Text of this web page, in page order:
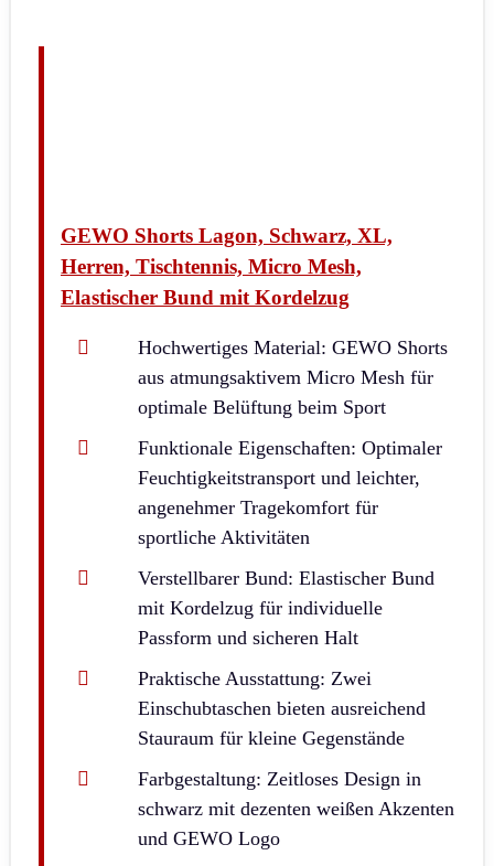
GEWO Shorts Lagon, Schwarz, XL,
Herren, Tischtennis, Micro Mesh,
Elastischer Bund mit Kordelzug
Hochwertiges Material: GEWO Shorts
aus atmungsaktivem Micro Mesh für
optimale Belüftung beim Sport
Funktionale Eigenschaften: Optimaler
Feuchtigkeitstransport und leichter,
angenehmer Tragekomfort für
sportliche Aktivitäten
Verstellbarer Bund: Elastischer Bund
mit Kordelzug für individuelle
Passform und sicheren Halt
Praktische Ausstattung: Zwei
Einschubtaschen bieten ausreichend
Stauraum für kleine Gegenstände
Farbgestaltung: Zeitloses Design in
schwarz mit dezenten weißen Akzenten
und GEWO Logo